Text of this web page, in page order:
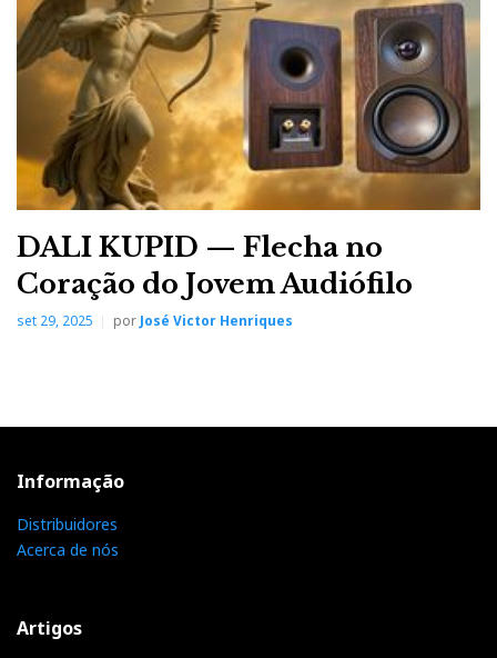
DALI KUPID — Flecha no
Coração do Jovem Audiófilo
set 29, 2025 por José Victor Henriques
Informação
Distribuidores
Acerca de nós
Artigos